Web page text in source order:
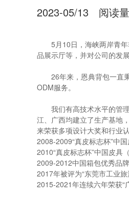
2023-05/13 阅读量
5月10日，海峡两岸青
品展示厅等，并对公司的发
26年来，恩典背包一直
ODM服务。
我们有高技术水平的管
江、广西均建立了生产基地
来荣获多项设计大奖和行业认
2008-2009“真皮标志杯”中
2010“真皮标志杯”中国皮具
2009-2012中国箱包优秀品牌
2017年被评为“东莞市工业
2015-2021年连续六年荣获“